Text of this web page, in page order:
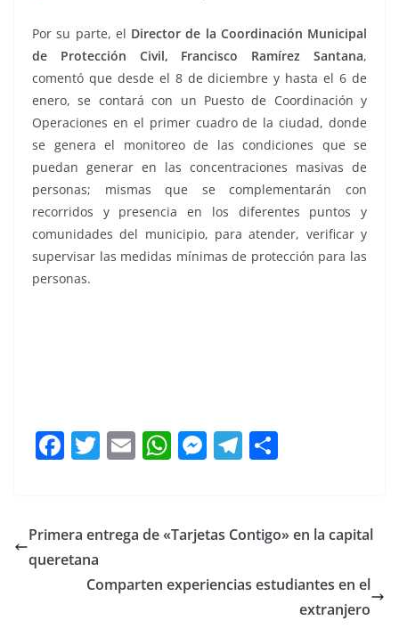
Por su parte, el Director de la Coordinación Municipal
de Protección Civil, Francisco Ramírez Santana,
comentó que desde el 8 de diciembre y hasta el 6 de
enero, se contará con un Puesto de Coordinación y
Operaciones en el primer cuadro de la ciudad, donde
se genera el monitoreo de las condiciones que se
puedan generar en las concentraciones masivas de
personas; mismas que se complementarán con
recorridos y presencia en los diferentes puntos y
comunidades del municipio, para atender, verificar y
supervisar las medidas mínimas de protección para las
personas.
F
e
b
T
er
E
l
W
s
p
M
e
g
T
gr
m
p
tir
Primera entrega de «Tarjetas Contigo» en la capital
queretana
Comparten experiencias estudiantes en el
extranjero